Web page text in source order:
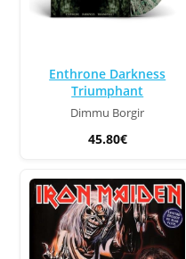
Enthrone Darkness
Triumphant
Dimmu Borgir
45.80€